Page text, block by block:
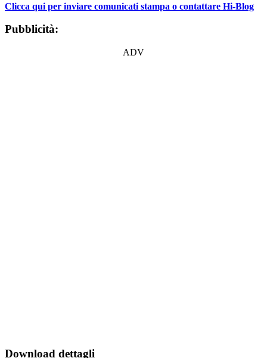
Clicca qui per inviare comunicati stampa o contattare Hi-Blog
Pubblicità:
ADV
Download dettagli